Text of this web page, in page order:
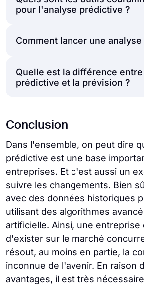
utiliser des algorithmes et des
déployer le modèle prédictif.
pour l'analyse prédictive ?
Les outils les plus courants
d'apprentissage automatique
langages de programmation
peuvent être utilisés pour
peuvent également être
outils de veille stratégique.
Comment lancer une
Tout d'abord, vous devez
vos objectifs et commencer à
données et choisissez les
modélisation appropriées.
évaluer le modèle et l'utiliser
processus de prise de
Quelle est la différence
prédictive et la prévision ?
mesure où elles sont utilisées
les résultats futurs sur la
historiques, l'analyse
d'application plus large. Dans
temps, les prévisions se
résultat plus étroit. L'analyse
utilise des données pour
différents domaines, alors
ne dispose pas d'une
complète.
Conclusion
Dans l'ensemble, on peut dire
prédictive est une base
entreprises. Et c'est aussi un
suivre les changements. Bien
avec des données historiques
utilisant des algorithmes
artificielle. Ainsi, une entreprise
d'exister sur le marché
résout, au moins en partie, la
inconnue de l'avenir. En raison
avantages, il est très